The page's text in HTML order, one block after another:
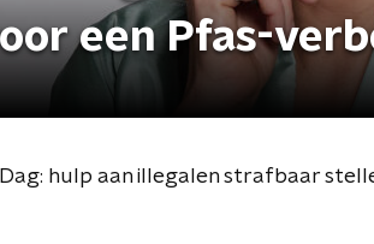
een Pfas-
Dag: hulp aan illegalen strafbaar